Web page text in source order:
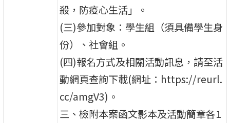
殺，防疫心生活」。
(三)參加對象：學生組（須具備學生身
份）、社會組。
(四)報名方式及相關活動訊息，請至活
動網頁查詢下載(網址：https://reurl.
cc/amgV3)。
三、檢附本案函文影本及活動簡章各1